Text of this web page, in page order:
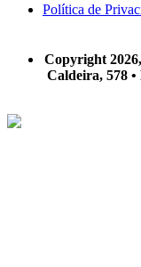
Política de
Copyright
Caldeira, 578 •